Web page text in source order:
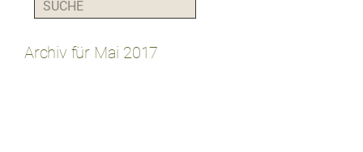
Agenturen
Archiv für Mai 2017